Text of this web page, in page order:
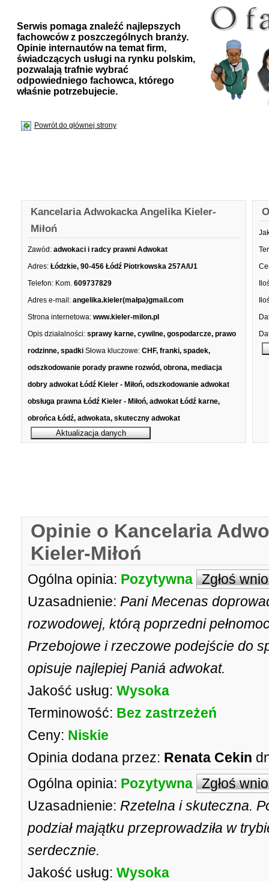
Serwis pomaga znaleźć najlepszych
fachowców z poszczególnych branży.
Opinie internautów na temat firm,
świadczących usługi na rynku polskim,
pozwalają trafnie wybrać
odpowiedniego fachowca, którego
właśnie potrzebujecie.
Powrót do głównej strony
Kancelaria Adwokacka Angelika Kieler-
Miłoń
Zawód: adwokaci i radcy prawni Adwokat
Adres: Łódzkie, 90-456 Łódź Piotrkowska 257A/U1
Telefon: Kom. 609737829
Adres e-mail: angelika.kieler(małpa)gmail.com
Strona internetowa: www.kieler-milon.pl
Opis działalności: sprawy karne, cywilne, gospodarcze, prawo
rodzinne, spadki Słowa kluczowe: CHF, franki, spadek,
odszkodowanie porady prawne rozwód, obrona, mediacja
dobry adwokat Łódź Kieler - Miłoń, odszkodowanie adwokat
obsługa prawna Łódź Kieler - Miłoń, adwokat Łódź karne,
obrońca Łódź, adwokata, skuteczny adwokat
Opinie o Kancelaria
Kieler-Miłoń
Ogólna opinia: Pozytywna Zgłoś
Uzasadnienie: Pani Mecenas
rozwodowej, którą poprzedni
Przebojowe i rzeczowe podejście do
opisuje najlepiej Paniá adwokat.
Jakość usług: Wysoka
Terminowość: Bez zastrzeżeń
Ceny: Niskie
Opinia dodana przez: Renata Cekin
Ogólna opinia: Pozytywna Zgłoś
Uzasadnienie: Rzetelna i skuteczna.
podział majątku przeprowadziła w
serdecznie.
Jakość usług: Wysoka